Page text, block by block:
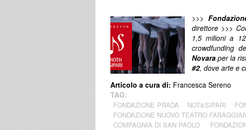
>>>
direttore >>>
1,5 milioni a
crowdfunding
Novara per la
#2, dove arte e
Articolo a cura di: Francesca Sereno
TAG:
FONDAZIONE PRADA NOT&SIPARI
FONDAZIONE NUOVO TEATRO
COMPAGNIA DI SAN PAOLO